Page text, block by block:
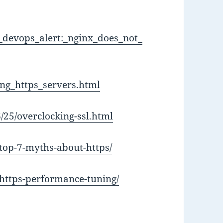
overclocking-ssl.html
7-myths-about-https/
performance-tuning/